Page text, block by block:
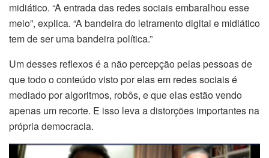
midiático. “A entrada das redes sociais embaralhou esse
meio”, explica. “A bandeira do letramento digital e midiático
tem de ser uma bandeira política.”
Um desses reflexos é a não percepção pelas pessoas de
que todo o conteúdo visto por elas em redes sociais é
mediado por algoritmos, robôs, e que elas estão vendo
apenas um recorte. E isso leva a distorções importantes na
própria democracia.